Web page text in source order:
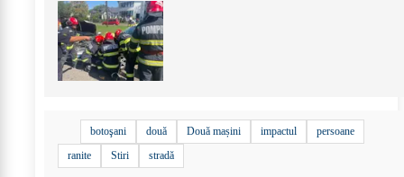
botoşani două Două mașini impactul
persoane
ranite
Stiri stradă